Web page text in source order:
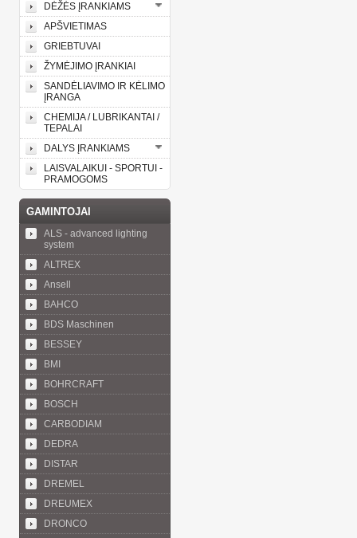
DĖŽĖS ĮRANKIAMS
APŠVIETIMAS
GRIEBTUVAI
ŽYMĖJIMO ĮRANKIAI
SANDĖLIAVIMO IR KĖLIMO
ĮRANGA
CHEMIJA / LUBRIKANTAI /
TEPALAI
DALYS ĮRANKIAMS
LAISVALAIKUI - SPORTUI -
PRAMOGOMS
GAMINTOJAI
ALS - advanced lighting
system
ALTREX
Ansell
BAHCO
BDS Maschinen
BESSEY
BMI
BOHRCRAFT
BOSCH
CARBODIAM
DEDRA
DISTAR
DREMEL
DREUMEX
DRONCO